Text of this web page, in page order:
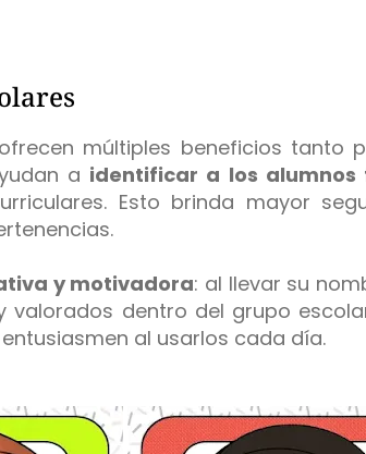
ofrecen múltiples beneficios tanto
a identificar a los alumnos
Esto brinda mayor
y motivadora: al llevar su
valorados dentro del grupo
al usarlos cada día.